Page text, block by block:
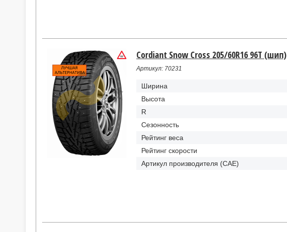
Cordiant Snow Cross 205/60R16 96T (шип)
Артикул: 70231
Ширина
Высота
R
Сезонность
Рейтинг веса
Рейтинг скорости
Артикул производителя (CAE)